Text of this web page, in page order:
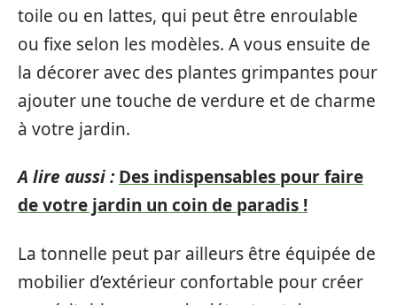
toile ou en lattes, qui peut être enroulable
ou fixe selon les modèles. A vous ensuite de
la décorer avec des plantes grimpantes pour
ajouter une touche de verdure et de charme
à votre jardin.
A lire aussi : Des indispensables pour faire
de votre jardin un coin de paradis !
La tonnelle peut par ailleurs être équipée de
mobilier d’extérieur confortable pour créer